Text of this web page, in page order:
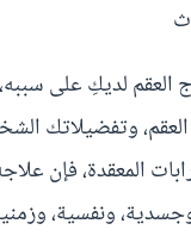
العقم لديكِ على
وتفضيلاتك
المعقدة، فإن
ونفسية،